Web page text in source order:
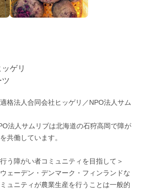
ゲリ
ツ
格法人合同会社ヒッゲリ／NPO法人サム
法人サムリブは北海道の石狩高岡で障が
共働しています。
う障がい者コミュニティを目指して＞
ェーデン・デンマーク・フィンランドな
ュニティが農業生産を行うことは一般的